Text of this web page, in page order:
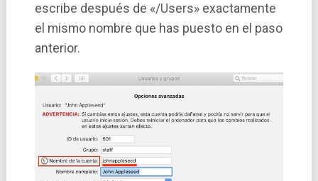
escribe después de «/Users» exactamente
el mismo nombre que has puesto en el paso
anterior.